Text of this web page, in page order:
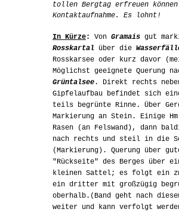
tollen Bergtag erfreuen
Kontaktaufnahme. Es lohnt!
In Kürze: Von Gramais gut
Rosskartal über die
Rosskarsee oder kurz davor
Möglichst geeignete Querung
Grüntalsee. Direkt rechts
Gipfelaufbau befindet sich
teils begrünte Rinne. Über
Markierung an Stein. Einige
Rasen (an Felswand), dann
nach rechts und steil in die
(Markierung). Querung über
"Rückseite" des Berges über
kleinen Sattel; es folgt ein
ein dritter mit großzügig
oberhalb.(Band geht nach
weiter und kann verfolgt